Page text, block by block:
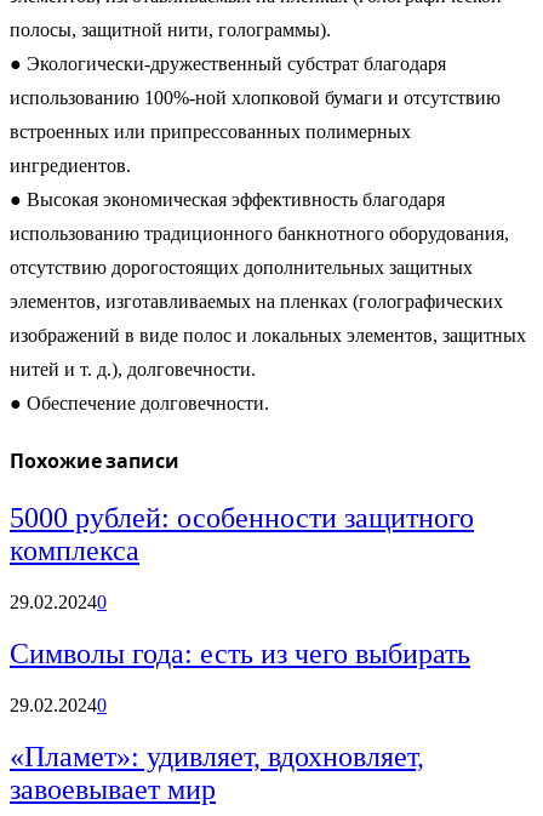
полосы, защитной нити, голограммы).
● Экологически-дружественный субстрат благодаря
использованию 100%-ной хлопковой бумаги и отсутствию
встроенных или припрессованных полимерных
ингредиентов.
● Высокая экономическая эффективность благодаря
использованию традиционного банкнотного оборудования,
отсутствию дорогостоящих дополнительных защитных
элементов, изготавливаемых на пленках (голографических
изображений в виде полос и локальных элементов, защитных
нитей и т. д.), долговечности.
● Обеспечение долговечности.
Похожие записи
5000 рублей: особенности защитного
комплекса
29.02.20240
Символы года: есть из чего выбирать
29.02.20240
«Пламет»: удивляет, вдохновляет,
завоевывает мир